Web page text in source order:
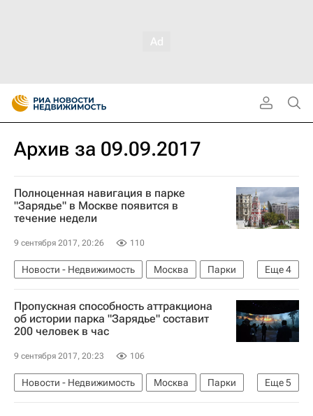
Архив за 09.09.2017
Полноценная навигация в парке
"Зарядье" в Москве появится в
течение недели
9 сентября 2017, 20:26 110
Еще4
Новости - Недвижимость Москва
Парки
Зарядье
Городская среда
Строительство парка в Зарядье
Россия
Пропускная способность аттракциона
об истории парка "Зарядье" составит
200 человек в час
9 сентября 2017, 20:23 106
Еще5
Новости - Недвижимость Москва
Парки
Строительство
Зарядье